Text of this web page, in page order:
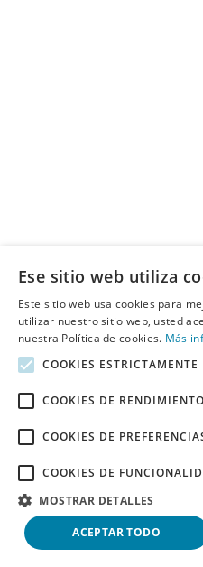
Ese sitio web utiliza
Este sitio web usa cookies para
utilizar nuestro sitio web, usted
nuestra Política de cookies. Más
COOKIES ESTRICTAMENTE
COOKIES DE RENDIMIENTO
COOKIES DE
COOKIES DE
MOSTRAR DETALLES
ACEPTAR TODO